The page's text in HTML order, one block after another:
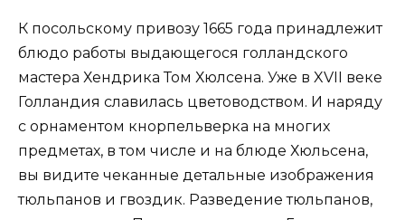
К посольскому привозу 1665 года принадлежит
блюдо работы выдающегося голландского
мастера Хендрика Том Хюлсена. Уже в XVII веке
Голландия славилась цветоводством. И наряду
с орнаментом кнорпельверка на многих
предметах, в том числе и на блюде Хюльсена,
вы видите чеканные детальные изображения
тюльпанов и гвоздик. Разведение тюльпанов,